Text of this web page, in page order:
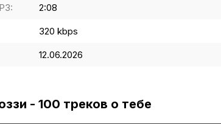
2:08
320 kbps
12.06.2026
- 100 треков о тебе